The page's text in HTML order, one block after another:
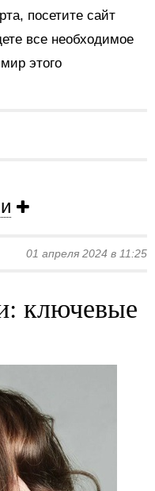
посетите сайт
все необходимое
этого
01 апреля 2024 в 11:25
ключевые